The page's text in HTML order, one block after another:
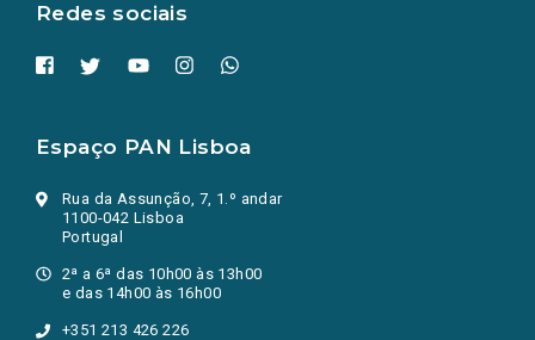
Redes sociais
Espaço PAN Lisboa
Rua da Assunção, 7, 1.º andar
1100-042 Lisboa
Portugal
2ª a 6ª das 10h00 às 13h00
e das 14h00 às 16h00
+351 213 426 226